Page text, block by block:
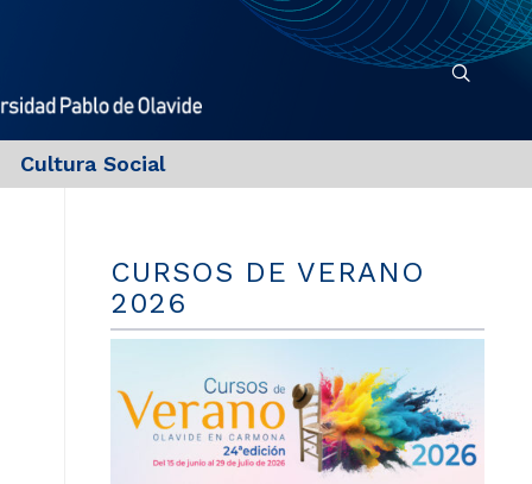
Cultura Social
CURSOS DE VERANO
2026